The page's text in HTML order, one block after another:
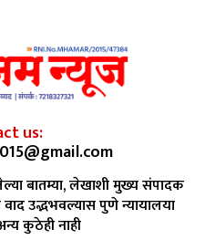
us:
बातम्या, लेखाशी मुख्य संपादक
उद्भभवल्यास पुणे न्यायालया
कुठेही नाही